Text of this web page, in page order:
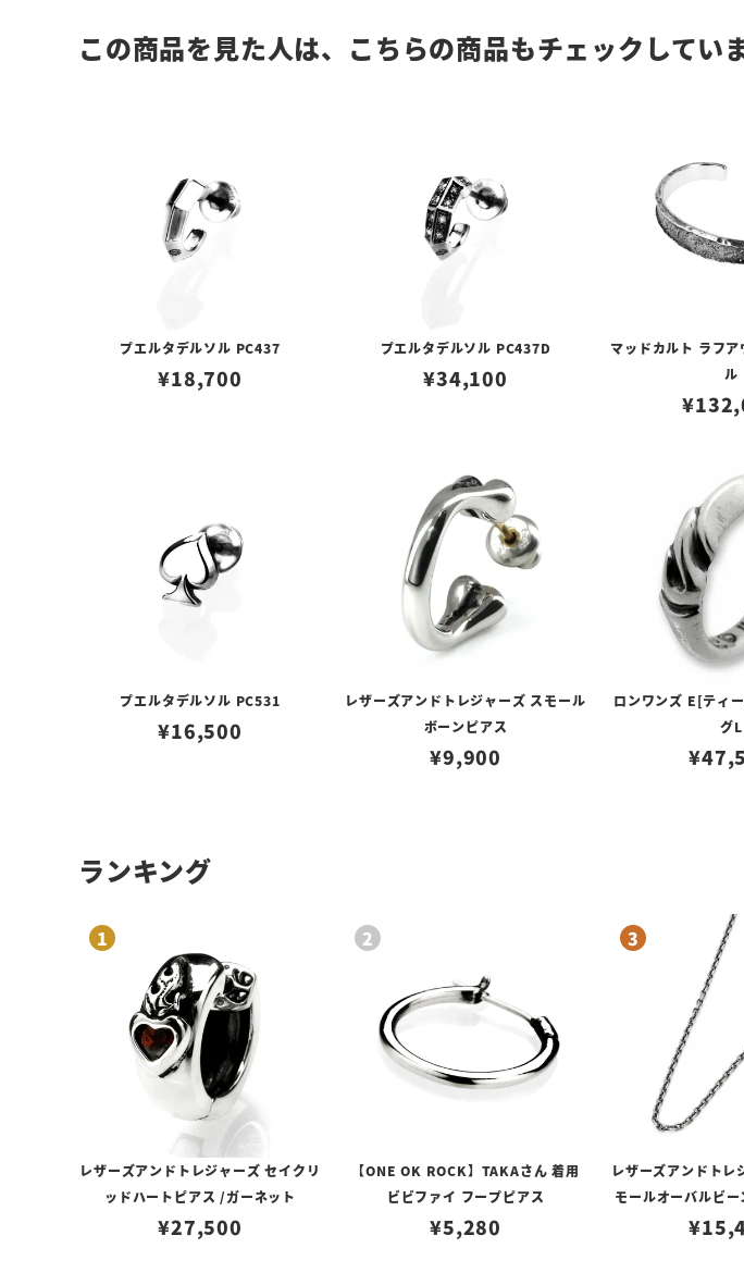
この商品を見た人は、こちらの商品もチェックしてい
プエルタデルソル PC437
¥18,700
プエルタデルソル PC437D
¥34,100
マッドカルト ラフ
ル
¥
プエルタデルソル PC531
¥16,500
レザーズアンドトレジャーズ スモール
ボーンピアス
¥9,900
ロンワンズ E[ティ
グL
¥
ランキング
レザーズアンドトレジャーズ セイクリ
ッドハートピアス /ガーネット
¥27,500
【ONE OK ROCK】TAKAさん 着用
ビビファイ フープピアス
¥5,280
レザーズアンドト
モールオーバルビ
ロブスタークラスプ
¥